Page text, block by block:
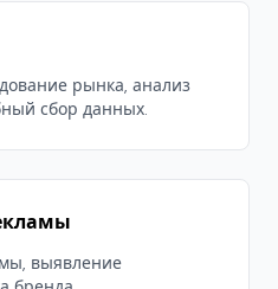
рынка, анализ
сбор данных.
выявление